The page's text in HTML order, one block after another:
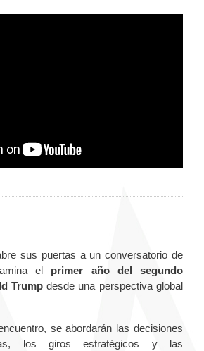
sus puertas a un conversatorio de
el primer año del segundo
Trumpdesde una perspectiva global
se abordarán las decisiones
los giros estratégicos y las